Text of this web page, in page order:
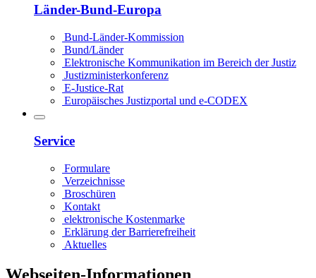
Länder-Bund-Europa
Bund-Länder-Kommission
Bund/Länder
Elektronische Kommunikation im Bereich der Justiz
Justizministerkonferenz
E-Justice-Rat
Europäisches Justizportal und e-CODEX
Service
Formulare
Verzeichnisse
Broschüren
Kontakt
elektronische Kostenmarke
Erklärung der Barrierefreiheit
Aktuelles
Webseiten-Informationen